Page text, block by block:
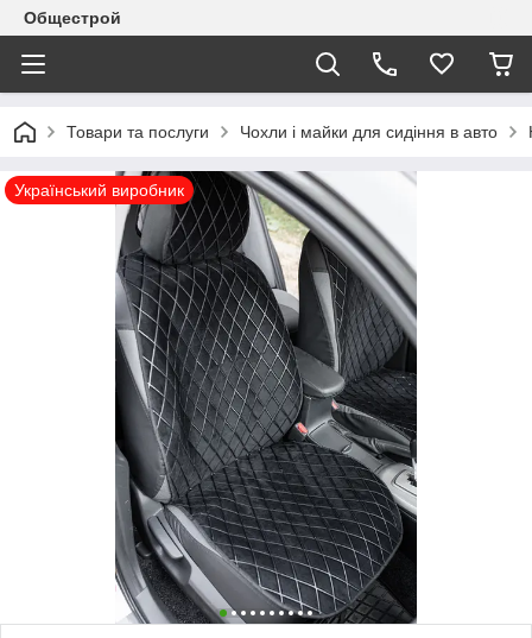
Общестрой
Товари та послуги Чохли і майки для сидіння в авто
Український виробник